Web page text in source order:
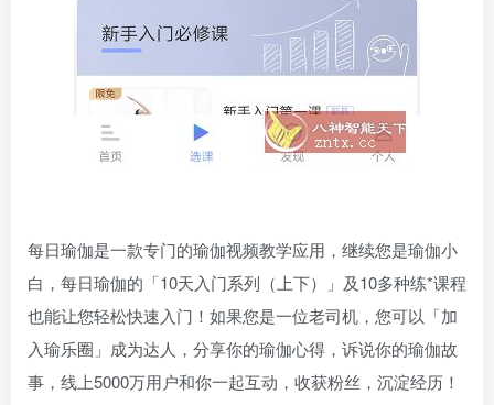
每日瑜伽是一款专门的瑜伽视频教学应用，继续您是瑜伽小
白，每日瑜伽的「10天入门系列（上下）」及10多种练*课程
也能让您轻松快速入门！如果您是一位老司机，您可以「加
入瑜乐圈」成为达人，分享你的瑜伽心得，诉说你的瑜伽故
事，线上5000万用户和你一起互动，收获粉丝，沉淀经历！